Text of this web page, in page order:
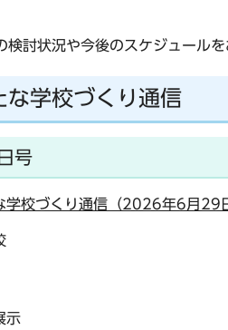
検討状況や今後のスケジュール
な学校づくり通信
号
学校づくり通信（2026年6月29
示